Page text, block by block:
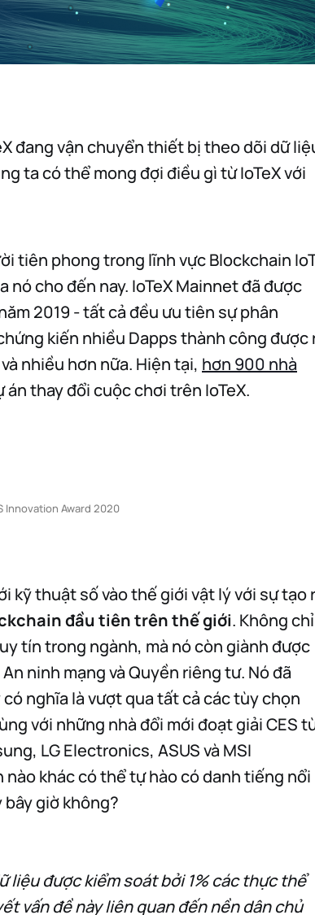
đang vận chuyển thiết bị theo dõi dữ
ta có thể mong đợi điều gì từ IoTeX với
tiên phong trong lĩnh vực Blockchain
cho đến nay. IoTeX Mainnet đã được
2019 - tất cả đều ưu tiên sự phân
kiến nhiều Dapps thành công được
nhiều hơn nữa. Hiện tại, hơn 900 nhà
thay đổi cuộc chơi trên IoTeX.
Innovation Award 2020
kỹ thuật số vào thế giới vật lý với sự tạo
đầu tiên trên thế giới. Không chỉ
tín trong ngành, mà nó còn giành được
ninh mạng và Quyền riêng tư. Nó đã
nghĩa là vượt qua tất cả các tùy chọn
với những nhà đổi mới đoạt giải CES
LG Electronics, ASUS và MSI
khác có thể tự hào có danh tiếng nổi
giờ không?
liệu được kiểm soát bởi 1% các thực thể
vấn đề này liên quan đến nền dân chủ